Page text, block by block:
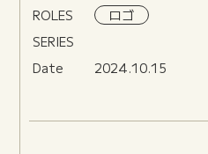
ROLES
ロゴ
SERIES
Date
2024.10.15